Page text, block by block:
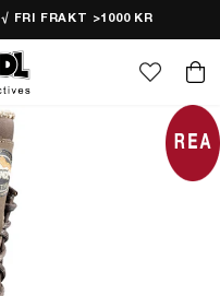
√ FRI FRAKT >1000 KR